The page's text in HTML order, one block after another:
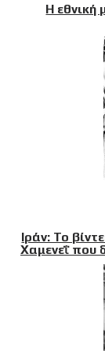
Η εθνική
Ιράν: Το
Χαμενεΐ που